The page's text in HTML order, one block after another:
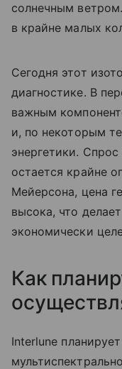
солнечным
в крайне малых
Сегодня этот
диагностике. В
важным
и, по некоторым
энергетики.
остается крайне
Мейерсона, цена
высока, что
экономически
Как
Interlune